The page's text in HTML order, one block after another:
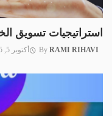
استراتيجيات تسويق الخدمات 2026 :
By RAMI RIHAVI أكتوبر 5, 2025